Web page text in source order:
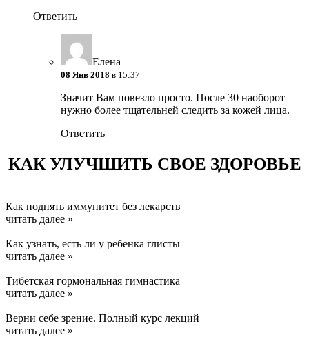
Ответить
Елена
08 Янв 2018 в 15:37
Значит Вам повезло просто. После 30 наоборот
нужно более тщательней следить за кожей лица.
Ответить
КАК УЛУЧШИТЬ СВОЕ ЗДОРОВЬЕ
Как поднять иммунитет без лекарств
читать далее »
Как узнать, есть ли у ребенка глисты
читать далее »
Тибетская гормональная гимнастика
читать далее »
Верни себе зрение. Полный курс лекций
читать далее »